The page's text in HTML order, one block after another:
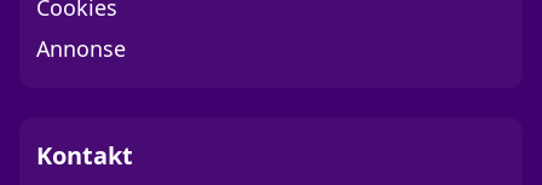
Cookies
Annonse
Kontakt